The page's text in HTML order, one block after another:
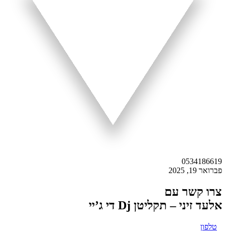
0534186619
פברואר 19, 2025
צרו קשר עם
אלעד זיני – תקליטן Dj די ג’יי
טלפון